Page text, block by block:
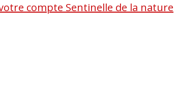
compte Sentinelle de la nature